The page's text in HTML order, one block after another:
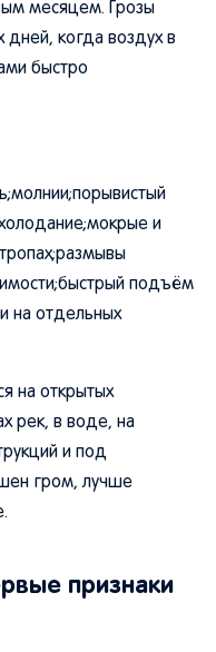
месяцем. Грозы
дней, когда воздух в
быстро
и
подъём
на отдельных
на открытых
рек, в воде, на
и под
гром, лучше
признаки